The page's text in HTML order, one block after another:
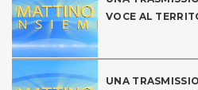
VOCE AL
UNA